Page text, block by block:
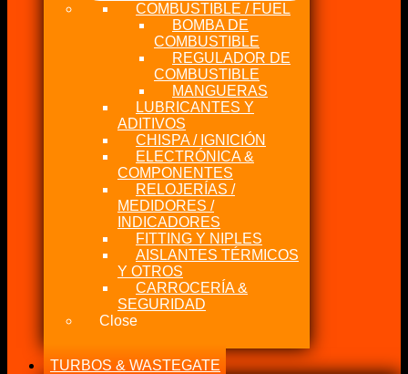
COMBUSTIBLE / FUEL
BOMBA DE
COMBUSTIBLE
REGULADOR DE
COMBUSTIBLE
MANGUERAS
LUBRICANTES Y
ADITIVOS
CHISPA / IGNICIÓN
ELECTRÓNICA &
COMPONENTES
RELOJERÍAS /
MEDIDORES /
INDICADORES
FITTING Y NIPLES
AISLANTES TÉRMICOS
Y OTROS
CARROCERÍA &
SEGURIDAD
Close
TURBOS & WASTEGATE